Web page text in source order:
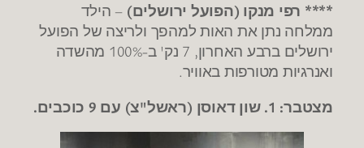
**** רפי מנקו (הפועל ירושלים) – הילד
ממלחה נתן את האות למהפך ולריצה של הפועל
ירושלים ברבע האחרון, 7 נק' ב-100% מהשדה
ואנרגיות מטורפות באוויר.
מצטבר: 1. שון דאוסן (ראשל"צ) עם 9 כוכבים.